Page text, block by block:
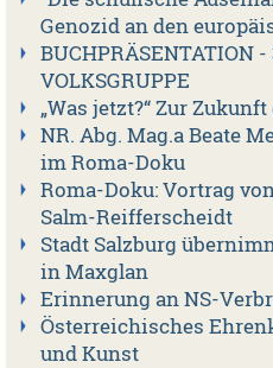
Genozid an den
BUCHPRÄSENTATION
VOLKSGRUPPE
„Was jetzt?“ Zur
NR. Abg. Mag.a Beate
im Roma-Doku
Roma-Doku: Vortrag
Salm-Reifferscheidt
Stadt Salzburg
in Maxglan
Erinnerung an NS-
Österreichisches
und Kunst